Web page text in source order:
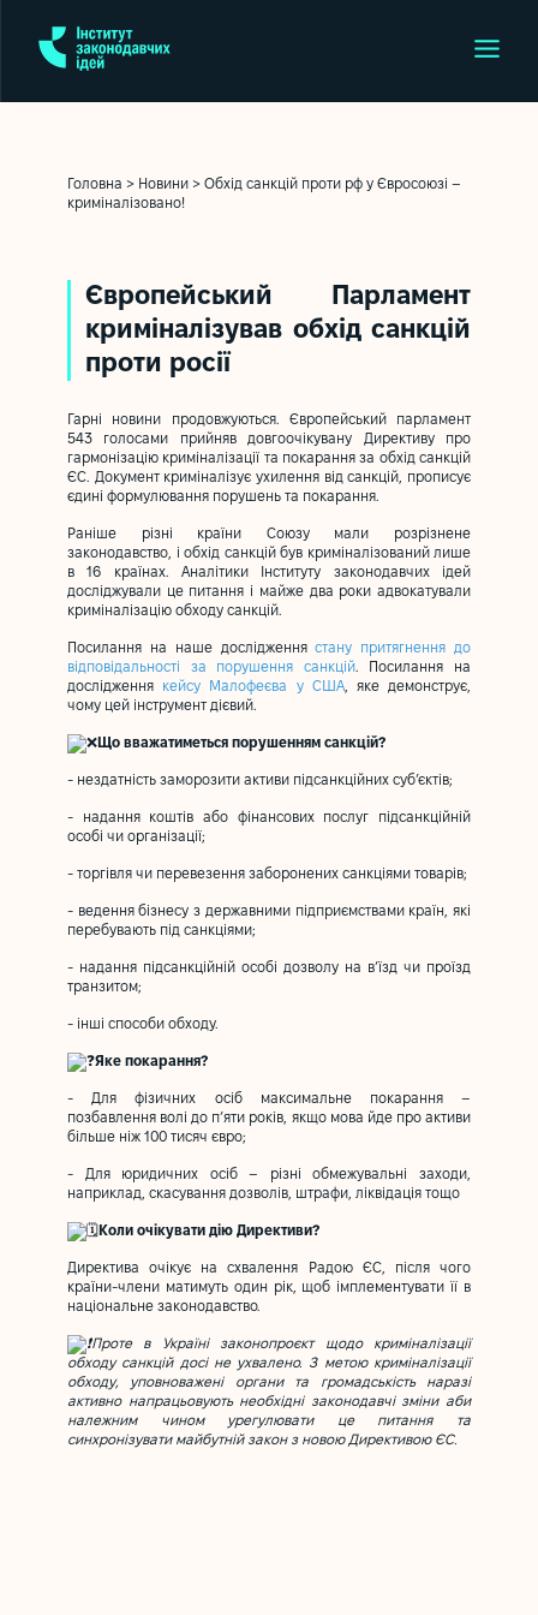
Головна > Новини > Обхід санкцій проти рф у Євросоюзі –
криміналізовано!
Європейський Парламент
криміналізував обхід санкцій
проти росії
Гарні новини продовжуються. Європейський парламент
543 голосами прийняв довгоочікувану Директиву про
гармонізацію криміналізації та покарання за обхід санкцій
ЄС. Документ криміналізує ухилення від санкцій, прописує
єдині формулювання порушень та покарання.
Раніше різні країни Союзу мали розрізнене
законодавство, і обхід санкцій був криміналізований лише
в 16 країнах. Аналітики Інституту законодавчих ідей
досліджували це питання і майже два роки адвокатували
криміналізацію обходу санкцій.
Посилання на наше дослідженнястану притягнення до
відповідальності за порушення санкцій. Посилання на
дослідження
кейсу Малофеєва у США, яке демонструє,
чому цей інструмент дієвий.
Що вважатиметься порушенням санкцій?
- нездатність заморозити активи підсанкційних суб’єктів;
- надання коштів або фінансових послуг підсанкційній
особі чи організації;
- торгівля чи перевезення заборонених санкціями товарів;
- ведення бізнесу з державними підприємствами країн, які
перебувають під санкціями;
- надання підсанкційній особі дозволу на в’їзд чи проїзд
транзитом;
- інші способи обходу.
Яке покарання?
- Для фізичних осіб максимальне покарання –
позбавлення волі до п’яти років, якщо мова йде про активи
більше ніж 100 тисяч євро;
- Для юридичних осіб – різні обмежувальні заходи,
наприклад, скасування дозволів, штрафи, ліквідація тощо
Коли очікувати дію Директиви?
Директива очікує на схвалення Радою ЄС, після чого
країни-члени матимуть один рік, щоб імплементувати її в
національне законодавство.
Проте в Україні законопроєкт щодо криміналізації
обходу санкцій досі не ухвалено. З метою криміналізації
обходу, уповноважені органи та громадськість наразі
активно напрацьовують необхідні законодавчі зміни аби
належним чином урегулювати це питання та
синхронізувати майбутній закон з новою Директивою ЄС.